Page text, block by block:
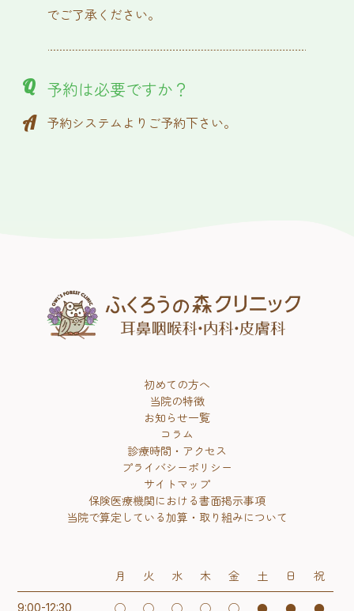
でご了承ください。
Q 予約は必要ですか？
A 予約システムよりご予約下さい。
初めての方へ
当院の特徴
お知らせ一覧
コラム
診療時間・アクセス
プライバシーポリシー
サイトマップ
保険医療機関における書面掲示事項
当院で算定している加算・取り組みについて
月 火 水 木 金 土 日 祝
9:00-12:30 ◯ ◯ ◯ ◯ ◯ ● ● ●